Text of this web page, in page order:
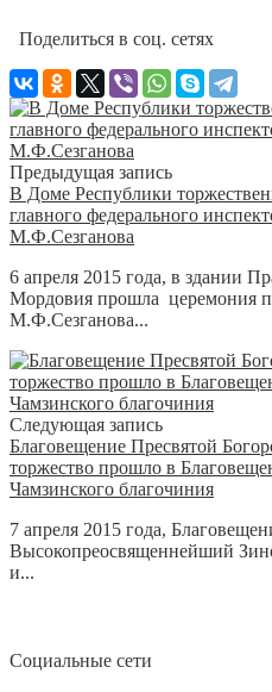
Поделиться в соц. сетях
Предыдущая запись
В Доме Республики
главного федерального
М.Ф.Сезганова
6 апреля 2015 года, в здании
Мордовия прошла церемония
М.Ф.Сезганова...
Следующая запись
Благовещение Пресвятой
торжество прошло в
Чамзинского благочиния
7 апреля 2015 года,
Высокопреосвященнейший
и...
Социальные сети